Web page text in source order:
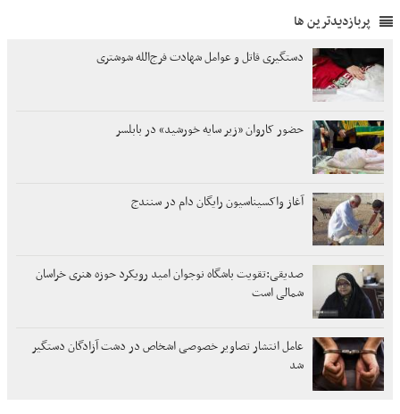
پربازدیدترین ها
دستگیری قاتل و عوامل شهادت فرج‌الله شوشتری
حضور کاروان «زیر سایه خورشید» در بابلسر
آغاز واکسیناسیون رایگان دام در سنندج
صدیقی:تقویت باشگاه نوجوان امید رویکرد حوزه هنری خراسان
شمالی است
عامل انتشار تصاویر خصوصی اشخاص در دشت آزادگان دستگیر
شد